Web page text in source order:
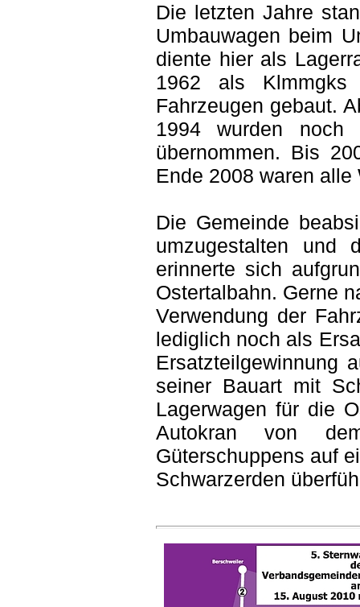
Die letzten Jahre
Umbauwagen beim
diente hier als
1962 als
Fahrzeugen gebaut.
1994 wurden
übernommen. Bis
Ende 2008 waren
Die Gemeinde
umzugestalten und
erinnerte sich
Ostertalbahn. Gerne
Verwendung der
lediglich noch als
Ersatzteilgewinnung
seiner Bauart mit
Lagerwagen für die
Autokran von
Güterschuppens auf
Schwarzerden